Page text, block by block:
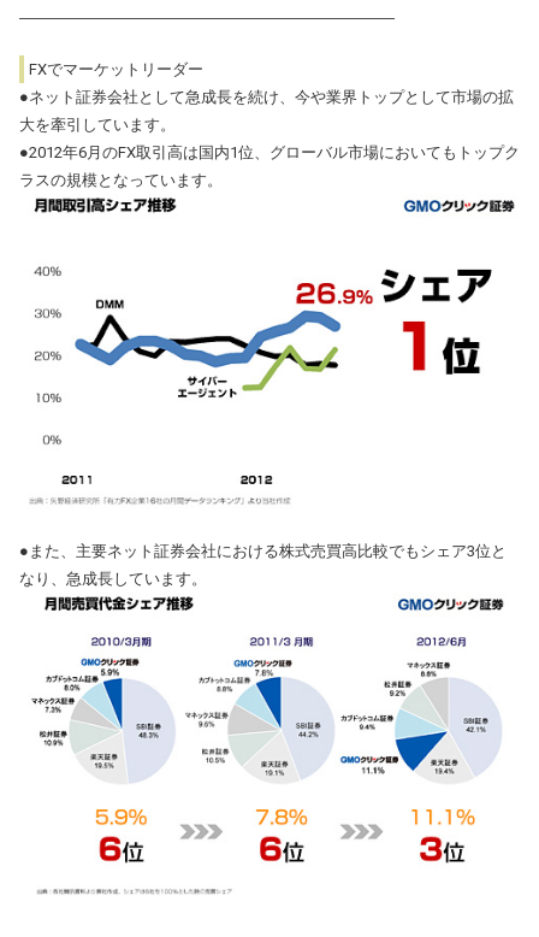
――――――――――――――――――――――――
FXでマーケットリーダー
●ネット証券会社として急成長を続け、今や業界トップとして市場の拡
大を牽引しています。
●2012年6月のFX取引高は国内1位、グローバル市場においてもトップク
ラスの規模となっています。
●また、主要ネット証券会社における株式売買高比較でもシェア3位と
なり、急成長しています。